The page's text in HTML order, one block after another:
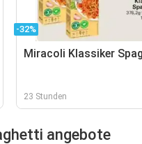
-32%
Miracoli Klassiker
23 Stunden
angebote